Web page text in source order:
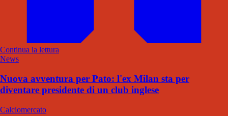
Continua la lettura
News
Nuova avventura per Pato: l'ex Milan sta per
diventare presidente di un club inglese
Calciomercato